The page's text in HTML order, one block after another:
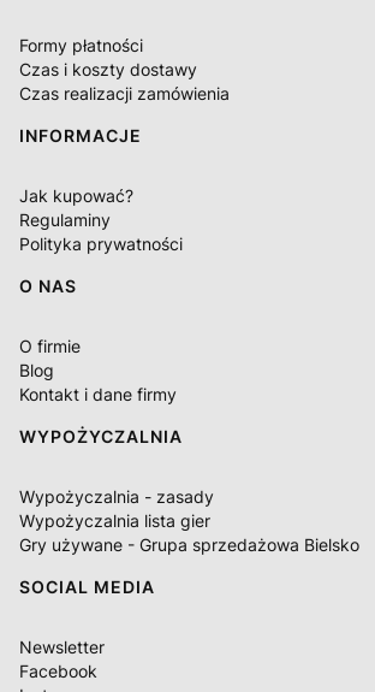
Formy płatności
Czas i koszty dostawy
Czas realizacji zamówienia
INFORMACJE
Jak kupować?
Regulaminy
Polityka prywatności
O NAS
O firmie
Blog
Kontakt i dane firmy
WYPOŻYCZALNIA
Wypożyczalnia - zasady
Wypożyczalnia lista gier
Gry używane - Grupa sprzedażowa Bielsko
SOCIAL MEDIA
Newsletter
Facebook